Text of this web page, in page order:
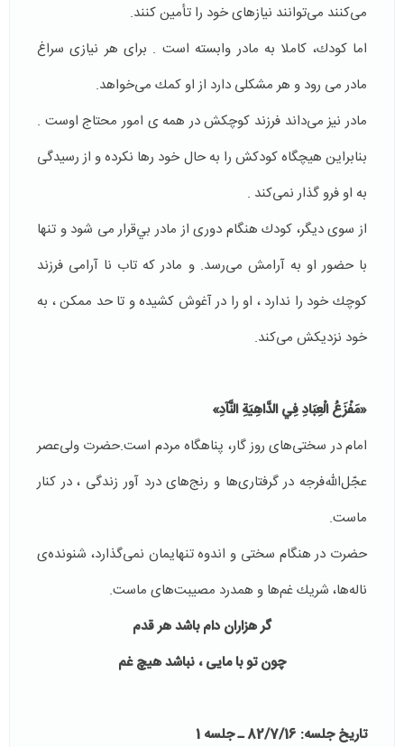
مى‌كنند مى‌توانند نيازهاى خود را تأمين كنند.
اما كودك، كاملا به مادر وابسته است . براى هر نيازى سراغ
مادر مى رود و هر مشكلى دارد از او كمك مى‌خواهد.
مادر نيز مى‌داند فرزند كوچكش در همه ى امور محتاج اوست .
بنابراين هيچگاه كودكش را به حال خود رها نكرده و از رسيدگى
به او فرو گذار نمى‌كند .
از سوى ديگر، كودك هنگام دورى از مادر بي‌قرار مى شود و تنها
با حضور او به آرامش مى‌رسد. و مادر كه تاب نا آرامى فرزند
كوچك خود را ندارد ، او را در آغوش كشيده و تا حد ممكن ، به
خود نزديكش مى‌كند.
«مَفْزَعُ الْعِبَادِ فِي الدَّاهِيَةِ النَّآدِ»
امام در سختى‌هاى روز گار، پناهگاه مردم است.حضرت ولى‌عصر
عجّل‌الله‌فرجه در گرفتارى‌ها و رنج‌هاى درد آور زندگى ، در كنار
ماست.
حضرت در هنگام سختى و اندوه تنهايمان نمى‌گذارد، شنونده‌ى
ناله‌ها، شريك غم‌ها و همدرد مصيبت‌هاى ماست.
گر هزاران دام باشد هر قدم
چون تو با مايى ، نباشد هيچ غم
تاریخ جلسه: 82/7/16 ـ جلسه 1